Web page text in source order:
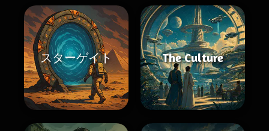
スターゲイト The Culture